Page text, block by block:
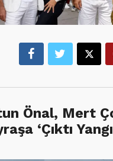
Önal, Mert
‘Çıktı